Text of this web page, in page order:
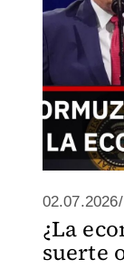
02.07.2026/
¿La
suerte